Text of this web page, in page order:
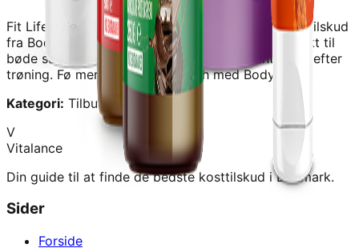
Fit Lifestyle - The Basic Brunch
er et kvalitetskosttilskud
fra Bodylab
Løkker og nørende brunch mix perfekt til
bøde søde morgenmøltider og som proteintilskud efter
trøning. Fø mere ud af din brunch med Bodylab.
Kategori: Tilbud
V
Vitalance
Din guide til at finde de bedste kosttilskud i Danmark.
Sider
Forside